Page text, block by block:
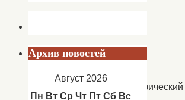
этнографический
Архив новостей
Август 2026
Пн Вт Ср Чт Пт Сб Вс